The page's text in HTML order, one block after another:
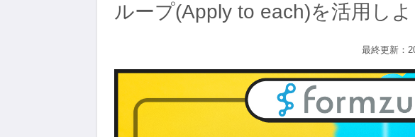
ループ(Apply to each)を活用しよ
最終更新：